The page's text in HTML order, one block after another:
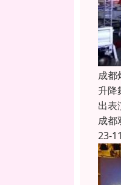
成都
升降
出表
成都
23-